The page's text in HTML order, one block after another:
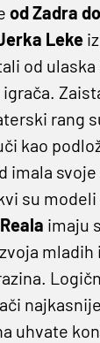
od Zadra do
Lekeiz
od ulaska
rang
kao
imala
su modeli
imaju
mladih
uhvate